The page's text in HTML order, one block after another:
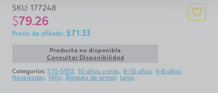
SKU: 177248
$79.26
$71.33
Producto no disponible
Consultar Disponibilidad
Categorías: $75-$150 10 años o más 8-10 años
6-8 años
Novedades
Niño Bloques de armar Lego